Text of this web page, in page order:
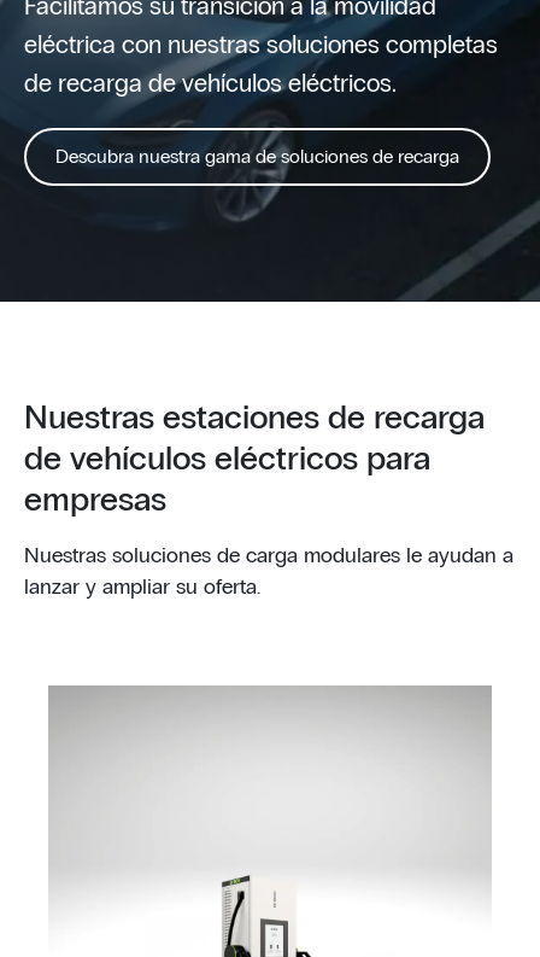
Facilitamos su transición a la movilidad
eléctrica con nuestras soluciones completas
de recarga de vehículos eléctricos.
Descubra nuestra gama de soluciones de recarga
Nuestras estaciones de recarga
de vehículos eléctricos para
empresas
Nuestras soluciones de carga modulares le ayudan a
lanzar y ampliar su oferta.